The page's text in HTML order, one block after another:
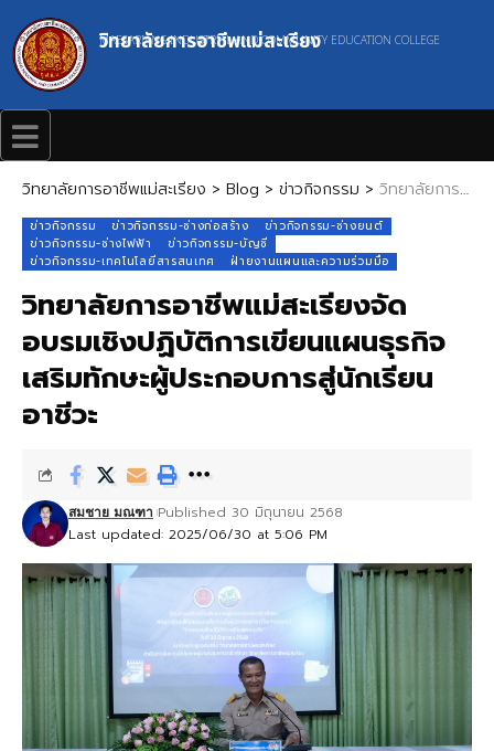
วิทยาลัยการอาชีพแม่สะเรียง
MAESARIANG INDUSTRIAL AND COMMUNITY EDUCATION COLLEGE
วิทยาลัยการอาชีพแม่สะเรียง > Blog > ข่าวกิจกรรม > วิทยาลัยการอาชีพแม่สะเรียงจัดอบรมเชิงปฏิบัติการเขียนแผนธุรกิจ เสริมทักษะผู้ประกอบการสู่นักเรียนอาชีวะ
ข่าวกิจกรรม ข่าวกิจกรรม-ช่างก่อสร้าง
ข่าวกิจกรรม-ช่างยนต์
ข่าวกิจกรรม-ช่างไฟฟ้า
ข่าวกิจกรรม-บัญชี
ข่าวกิจกรรม-เทคโนโลยีสารสนเทศ
ฝ่ายงานแผนและความร่วมมือ
วิทยาลัยการอาชีพแม่สะเรียงจัด
อบรมเชิงปฏิบัติการเขียนแผนธุรกิจ
เสริมทักษะผู้ประกอบการสู่นักเรียน
อาชีวะ
Last updated: 2025/06/30 at 5:06 PM
สมชาย มณฑา Published 30 มิถุนายน 2568